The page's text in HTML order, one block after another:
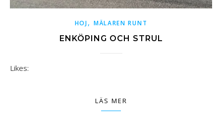
HOJ, MÄLAREN RUNT
ENKÖPING OCH STRUL
Likes:
LÄS MER